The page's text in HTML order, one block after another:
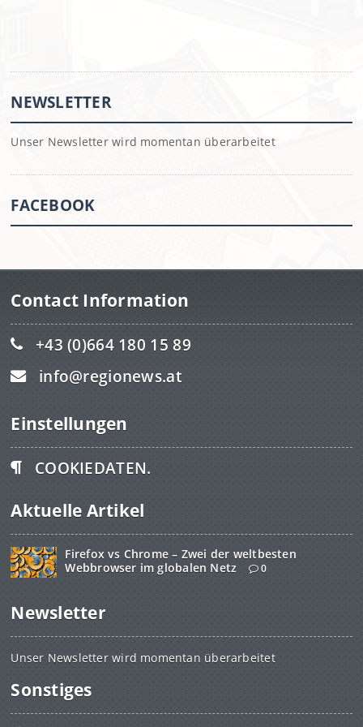
NEWSLETTER
Unser Newsletter wird momentan überarbeitet
FACEBOOK
Contact Information
+43 (0)664 180 15 89
info@regionews.at
Einstellungen
COOKIEDATEN.
Aktuelle Artikel
Firefox vs Chrome – Zwei der weltbesten
Webbrowser im globalen Netz
0
Newsletter
Unser Newsletter wird momentan überarbeitet
Sonstiges